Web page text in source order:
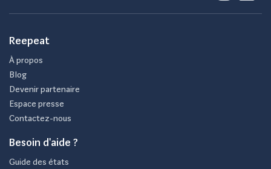
Reepeat
À propos
Blog
Devenir partenaire
Espace presse
Contactez-nous
Besoin d'aide ?
Guide des états